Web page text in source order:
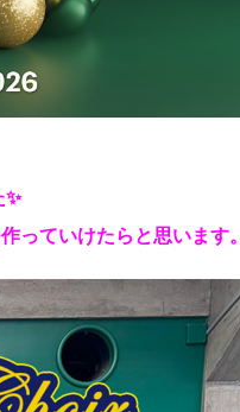
っていけたらと思います。